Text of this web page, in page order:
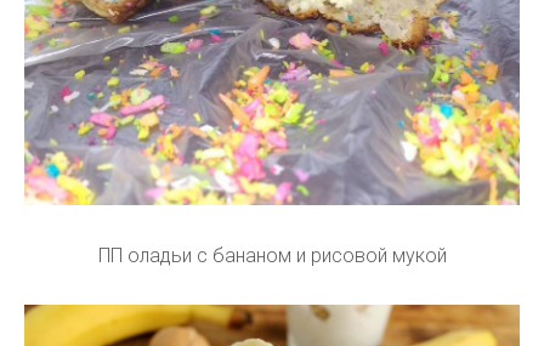
ПП оладьи с бананом и рисовой мукой